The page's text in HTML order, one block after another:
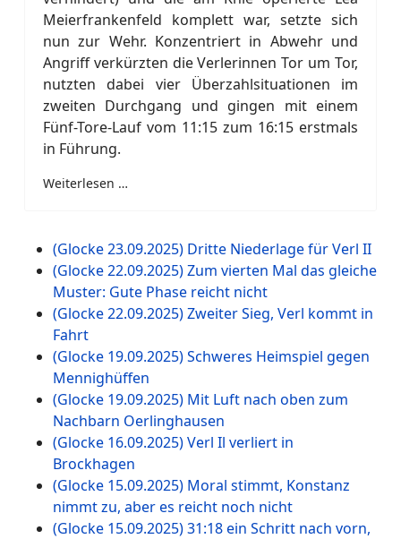
Meierfrankenfeld komplett war, setzte sich
nun zur Wehr. Konzentriert in Abwehr und
Angriff verkürzten die Verlerinnen Tor um Tor,
nutzten dabei vier Überzahlsituationen im
zweiten Durchgang und gingen mit einem
Fünf-Tore-Lauf vom 11:15 zum 16:15 erstmals
in Führung.
Weiterlesen …
(Glocke 23.09.2025) Dritte Niederlage für Verl II
(Glocke 22.09.2025) Zum vierten Mal das gleiche
Muster: Gute Phase reicht nicht
(Glocke 22.09.2025) Zweiter Sieg, Verl kommt in
Fahrt
(Glocke 19.09.2025) Schweres Heimspiel gegen
Mennighüffen
(Glocke 19.09.2025) Mit Luft nach oben zum
Nachbarn Oerlinghausen
(Glocke 16.09.2025) Verl Il verliert in
Brockhagen
(Glocke 15.09.2025) Moral stimmt, Konstanz
nimmt zu, aber es reicht noch nicht
(Glocke 15.09.2025) 31:18 ein Schritt nach vorn,